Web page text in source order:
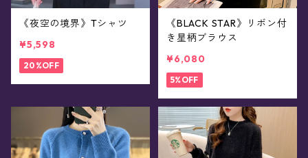
《夜空の境界》Tシャツ
¥5,598
20%OFF
《BLACK STAR》リボン付
き星柄ブラウス
¥6,080
5%OFF